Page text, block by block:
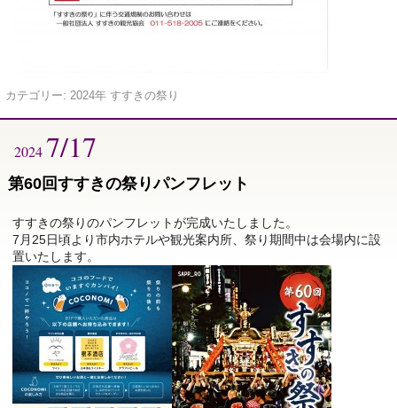
カテゴリー: 2024年 すすきの祭り
20247/17
第60回すすきの祭りパンフレット
すすきの祭りのパンフレットが完成いたしました。
7月25日頃より市内ホテルや観光案内所、祭り期間中は会場内に設
置いたします。